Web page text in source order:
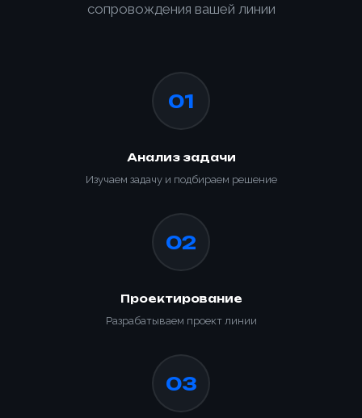
сопровождения вашей линии
01
Анализ задачи
Изучаем задачу и подбираем решение
02
Проектирование
Разрабатываем проект линии
03